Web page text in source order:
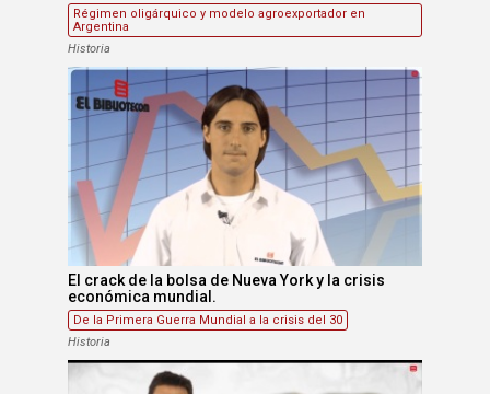
Régimen oligárquico y modelo agroexportador en
Argentina
Historia
El crack de la bolsa de Nueva York y la crisis
económica mundial.
De la Primera Guerra Mundial a la crisis del 30
Historia